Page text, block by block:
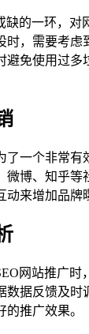
缺的一环，对
时，需要考虑
避免使用过多
一个非常有
博、知乎等
来增加品牌
网站推广时
数据反馈及时
推广效果。